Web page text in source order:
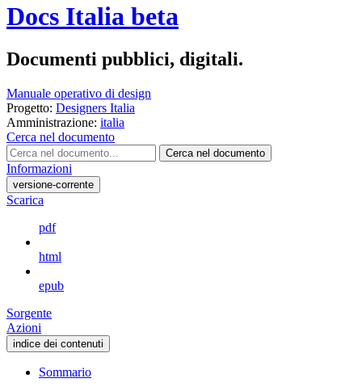
Docs Italia beta
Documenti pubblici, digitali.
Manuale operativo di design
Progetto: Designers Italia
Amministrazione: italia
Cerca nel documento
Cerca nel documento
Informazioni
versione-corrente
Scarica
pdf
html
epub
Sorgente
Azioni
indice dei contenuti
Sommario